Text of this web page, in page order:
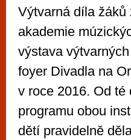
Výtvarná díla
akademie
výstava
foyer Divadla na
v roce 2016. Od
programu obou
dětí pravidelně